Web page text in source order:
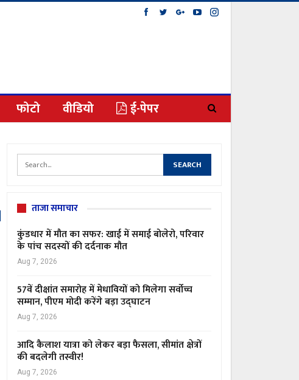
फोटो वीडियो ई-पेपर
ताजा समाचार
कुंडधार में मौत का सफर: खाई में समाई बोलेरो, परिवार
के पांच सदस्यों की दर्दनाक मौत
Aug 7, 2026
57वें दीक्षांत समारोह में मेधावियों को मिलेगा सर्वोच्च
सम्मान, पीएम मोदी करेंगे बड़ा उद्घाटन
Aug 7, 2026
आदि कैलाश यात्रा को लेकर बड़ा फैसला, सीमांत क्षेत्रों
की बदलेगी तस्वीर!
Aug 7, 2026